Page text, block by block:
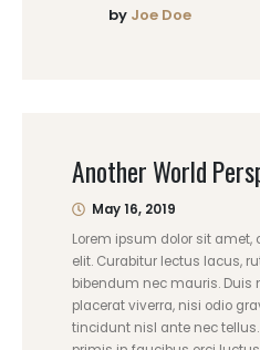
by Joe Doe
Another World
May 16, 2019
Lorem ipsum dolor sit
elit. Curabitur lectus lacus,
bibendum nec mauris. Duis
placerat viverra, nisi odio
tincidunt nisl ante nec